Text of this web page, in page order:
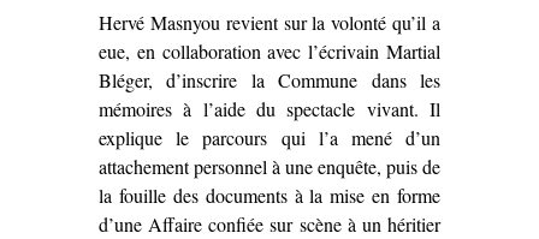
Hervé Masnyou revient sur la volonté qu’il a
eue, en collaboration avec l’écrivain Martial
Bléger, d’inscrire la Commune dans les
mémoires à l’aide du spectacle vivant. Il
explique le parcours qui l’a mené d’un
attachement personnel à une enquête, puis de
la fouille des documents à la mise en forme
d’une Affaire confiée sur scène à un héritier